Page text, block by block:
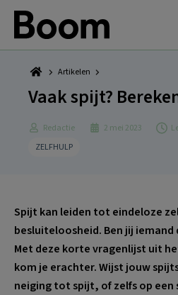
Spring
naar
hoofdnavigatie
Door
naar
hoofd
Spring
naar
eerste
sidebar
Spring
naar
voettekst
Artikelen
Vaak spijt?
Redactie 2 mei 2023
ZELFHULP
Spijt kan leiden tot eindeloze
besluiteloosheid. Ben jij
Met deze korte vragenlijst uit
kom je erachter. Wijst jouw
neiging tot spijt, of zelfs op een